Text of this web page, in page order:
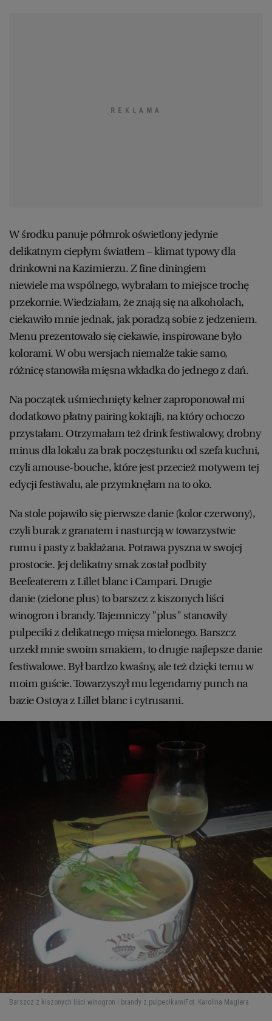
W środku panuje półmrok oświetlony jedynie
delikatnym ciepłym światłem – klimat typowy dla
drinkowni na Kazimierzu. Z fine diningiem
niewiele ma wspólnego, wybrałam to miejsce trochę
przekornie. Wiedziałam, że znają się na alkoholach,
ciekawiło mnie jednak, jak poradzą sobie z jedzeniem.
Menu prezentowało się ciekawie, inspirowane było
kolorami. W obu wersjach niemalże takie samo,
różnicę stanowiła mięsna wkładka do jednego z dań.
Na początek uśmiechnięty kelner zaproponował mi
dodatkowo płatny pairing koktajli, na który ochoczo
przystałam. Otrzymałam też drink festiwalowy, drobny
minus dla lokalu za brak poczęstunku od szefa kuchni,
czyli amouse-bouche, które jest przecież motywem tej
edycji festiwalu, ale przymknęłam na to oko.
Na stole pojawiło się pierwsze danie (kolor czerwony),
czyli burak z granatem i nasturcją w towarzystwie
rumu i pasty z bakłażana. Potrawa pyszna w swojej
prostocie. Jej delikatny smak został podbity
Beefeaterem z Lillet blanc i Campari. Drugie
danie (zielone plus) to barszcz z kiszonych liści
winogron i brandy. Tajemniczy "plus" stanowiły
pulpeciki z delikatnego mięsa mielonego. Barszcz
urzekł mnie swoim smakiem, to drugie najlepsze danie
festiwalowe. Był bardzo kwaśny, ale też dzięki temu w
moim guście. Towarzyszył mu legendarny punch na
bazie Ostoya z Lillet blanc i cytrusami.
Barszcz z kiszonych liści winogron i brandy z pulpecikamiFot. Karolina Magiera